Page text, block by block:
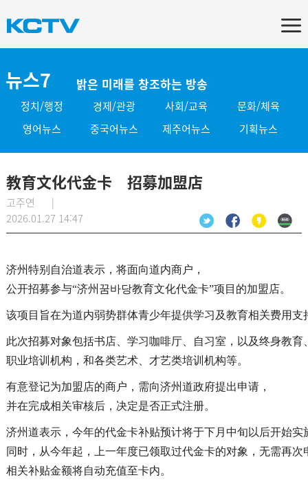
뉴스7 밝은 미래를 창조하는 방송
정치/행정 경제/관광 사회/교육
문화/체육
영어뉴스
중국어뉴스 제주어뉴스 기획뉴스
教育文化代金卡 招募加盟店
고주연 |
2026.01.27 14:47
济州特别自治道表示，将面向道内商户，
公开招募参与“济州꿈바당教育文化代金卡”项目的加盟店。
该项目旨在为道内弱势群体青少年提供学习及教育相关费用支
此次招募对象包括书店、学习咖啡厅、自习室，以及终身教育
职业培训机构，和各类艺术、才艺类培训机构等。
有意登记为加盟店的商户，需向济州道政府提出申请，
并在完成相关审核后，决定是否正式注册。
济州道表示，今年的代金卡补贴预计将于下月中旬以后开始实
同时，从今年起，上一年度已领取过代金卡的对象，无需再次
相关补贴金额将自动充值至卡内。